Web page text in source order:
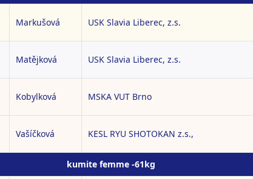
Markušová USK Slavia Liberec, z.s.
Matějková USK Slavia Liberec, z.s.
Kobylková MSKA VUT Brno
Vašíčková KESL RYU SHOTOKAN z.s.,
kumite femme -61kg